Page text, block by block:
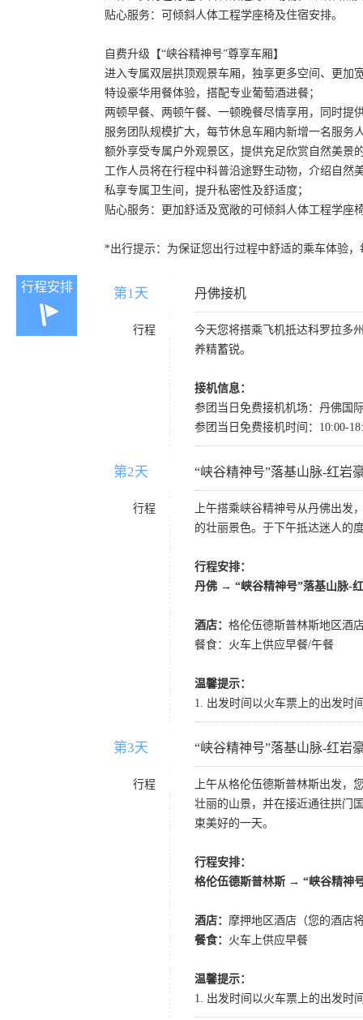
贴心服务：可倾斜人体工程学座椅及住宿安排。
自费升级【“峡谷精神号”尊享车厢】
进入专属双层拱顶观景车厢，独享更多空间、更加
特设豪华用餐体验，搭配专业葡萄酒进餐；
两顿早餐、两顿午餐、一顿晚餐尽情享用，同时提
服务团队规模扩大，每节休息车厢内新增一名服务
额外享受专属户外观景区，提供充足欣赏自然美景
工作人员将在行程中科普沿途野生动物，介绍自然
私享专属卫生间，提升私密性及舒适度；
贴心服务：更加舒适及宽敞的可倾斜人体工程学座
*出行提示：为保证您出行过程中舒适的乘车体验
行程安排 第1天 丹佛接机
行程
今天您将搭乘飞机抵达科罗拉多
养精蓄锐。
接机信息：
参团当日免费接机机场：丹佛国
参团当日免费接机时间：10:00-
第2天 “峡谷精神号”落基山脉-红岩
行程
上午搭乘峡谷精神号从丹佛出
的壮丽景色。于下午抵达迷人的
行程安排：
丹佛 → “峡谷精神号”落基山脉-
酒店： 格伦伍德斯普林斯地区酒
餐食：火车上供应早餐/午餐
温馨提示：
1. 出发时间以火车票上的出发时
第3天 “峡谷精神号”落基山脉-红岩
行程
上午从格伦伍德斯普林斯出发，
壮丽的山景，并在接近通往拱门
束美好的一天。
行程安排：
格伦伍德斯普林斯 → “峡谷精神
酒店： 摩押地区酒店（您的酒店
餐食： 火车上供应早餐
温馨提示：
1. 出发时间以火车票上的出发时